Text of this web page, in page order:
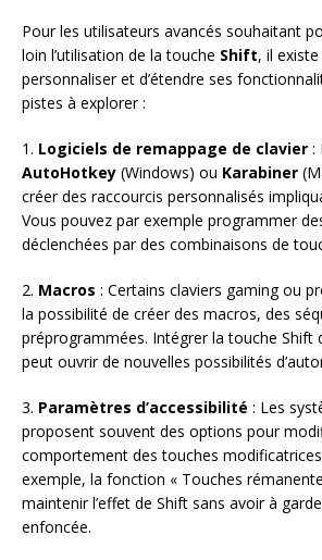
Pour les utilisateurs avancés souhaitant
loin l’utilisation de la touche Shift, il
personnaliser et d’étendre ses
pistes à explorer :
1. Logiciels de remappage de clavier :
AutoHotkey (Windows) ou Karabiner
créer des raccourcis personnalisés
Vous pouvez par exemple programmer
déclenchées par des combinaisons de
2. Macros : Certains claviers gaming ou
la possibilité de créer des macros, des
préprogrammées. Intégrer la touche Shift
peut ouvrir de nouvelles possibilités
3. Paramètres d’accessibilité : Les
proposent souvent des options pour
comportement des touches
exemple, la fonction « Touches
maintenir l’effet de Shift sans avoir à
enfoncée.